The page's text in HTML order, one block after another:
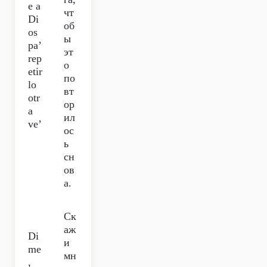
e a
Di
os
pa’
rep
etir
lo
otr
a
ve’
чт
об
ы
эт
о
по
вт
ор
ил
ос
ь
сн
ов
а.
Di
me
,
Ск
аж
и
мн